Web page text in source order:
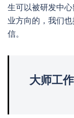
生可以被研发中
业方向的，我们
信。
大师工